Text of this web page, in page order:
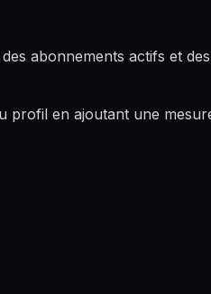
abonnements actifs et
profil en ajoutant une